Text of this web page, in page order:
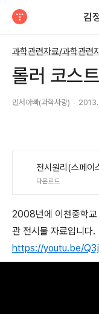
김
과학관련자료/과학관련
롤러 코스
민서아빠(과학사랑)
전시원리(스페이
다운로드
2008년에 이천중학교
관 전시물 자료입니다.
https://youtu.be/